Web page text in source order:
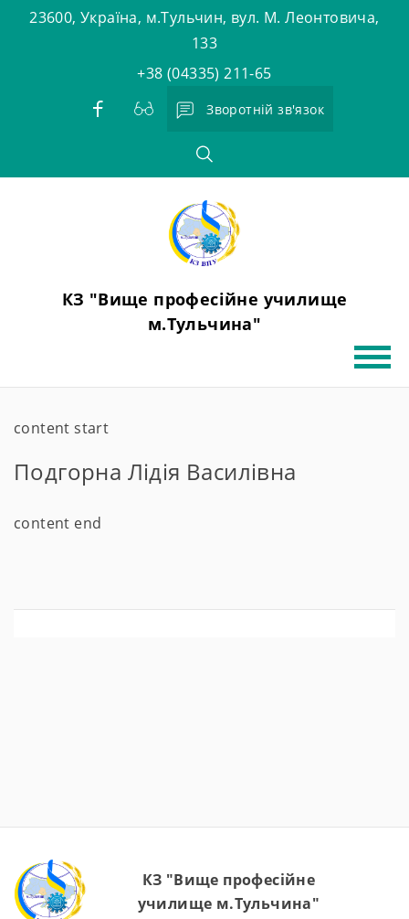
23600, Україна, м.Тульчин, вул. М. Леонтовича,
133
+38 (04335) 211-65
Зворотній зв'язок
КЗ "Вище професійне училище
м.Тульчина"
content start
Подгорна Лідія Василівна
content end
КЗ "Вище професійне
училище м.Тульчина"